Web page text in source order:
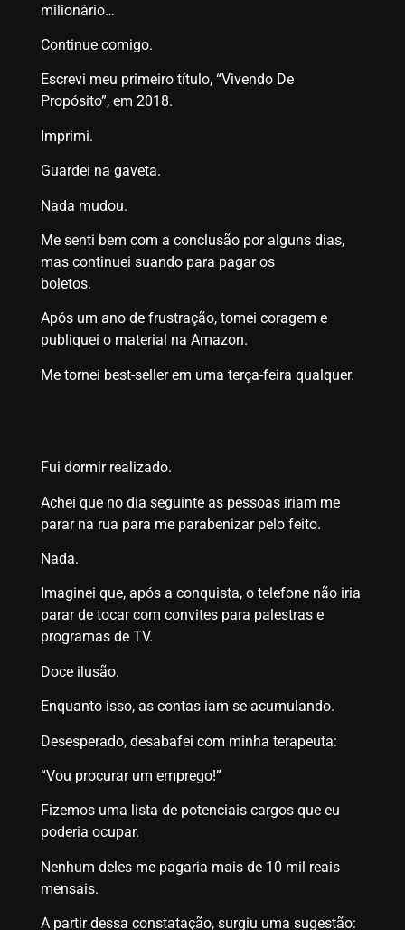
milionário…
Continue comigo.
Escrevi meu primeiro título, “Vivendo De
Propósito”, em 2018.
Imprimi.
Guardei na gaveta.
Nada mudou.
Me senti bem com a conclusão por alguns dias,
mas continuei suando para pagar os
boletos.
Após um ano de frustração, tomei coragem e
publiquei o material na Amazon.
Me tornei best-seller em uma terça-feira qualquer.
Fui dormir realizado.
Achei que no dia seguinte as pessoas iriam me
parar na rua para me parabenizar pelo feito.
Nada.
Imaginei que, após a conquista, o telefone não iria
parar de tocar com convites para palestras e
programas de TV.
Doce ilusão.
Enquanto isso, as contas iam se acumulando.
Desesperado, desabafei com minha terapeuta:
“Vou procurar um emprego!”
Fizemos uma lista de potenciais cargos que eu
poderia ocupar.
Nenhum deles me pagaria mais de 10 mil reais
mensais.
A partir dessa constatação, surgiu uma sugestão: